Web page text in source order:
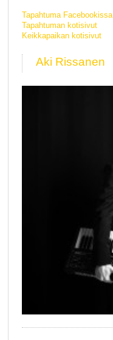
Tapahtuma Facebookissa
Tapahtuman kotisivut
Keikkapaikan kotisivut
Aki Rissanen